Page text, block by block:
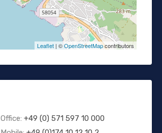
Leaflet| ©OpenStreetMapcontributors
Office: +49 (0) 571 597 10 000